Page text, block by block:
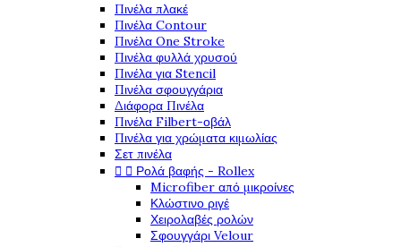
Πινέλα πλακέ
Πινέλα Contour
Πινέλα One Stroke
Πινέλα φυλλά χρυσού
Πινέλα για Stencil
Πινέλα σφουγγάρια
Διάφορα Πινέλα
Πινέλα Filbert-οβάλ
Πινέλα για χρώματα κιμωλίας
Σετ πινέλα
  Ρολά βαφής - Rollex
Microfiber από μικροίνες
Κλώστινο ριγέ
Χειρολαβές ρολών
Σφουγγάρι Velour